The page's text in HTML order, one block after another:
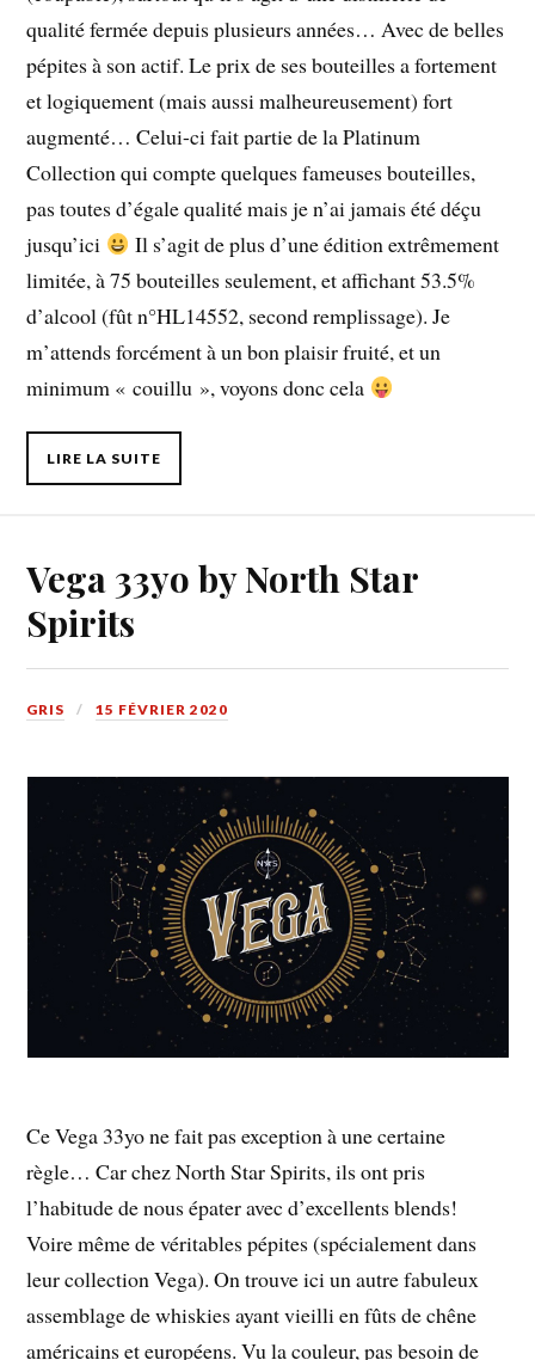
qualité fermée depuis plusieurs années… Avec de belles
pépites à son actif. Le prix de ses bouteilles a fortement
et logiquement (mais aussi malheureusement) fort
augmenté… Celui-ci fait partie de la Platinum
Collection qui compte quelques fameuses bouteilles,
pas toutes d’égale qualité mais je n’ai jamais été déçu
jusqu’ici
Il s’agit de plus d’une édition extrêmement
limitée, à 75 bouteilles seulement, et affichant 53.5%
d’alcool (fût n°HL14552, second remplissage). Je
m’attends forcément à un bon plaisir fruité, et un
minimum « couillu », voyons donc cela
LIRE LA SUITE
Vega 33yo by North Star
Spirits
GRIS 15 FÉVRIER 2020
Ce Vega 33yo ne fait pas exception à une certaine
règle… Car chez North Star Spirits, ils ont pris
l’habitude de nous épater avec d’excellents blends!
Voire même de véritables pépites (spécialement dans
leur collection Vega). On trouve ici un autre fabuleux
assemblage de whiskies ayant vieilli en fûts de chêne
américains et européens. Vu la couleur, pas besoin de